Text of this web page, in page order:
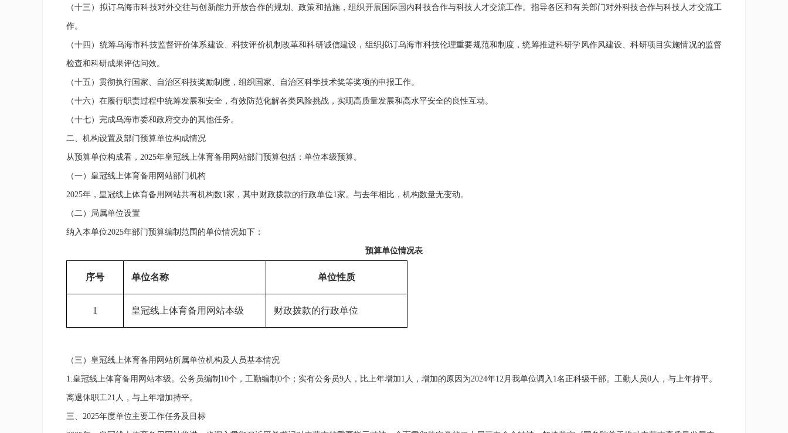
（十三）拟订乌海市科技对外交往与创新能力开放合作的规划、政策和措施，组织开展国际国内科技合作与科技人才交流工作。指导各区和有关部门对外科技合作与科技人才交流工
作。
（十四）统筹乌海市科技监督评价体系建设、科技评价机制改革和科研诚信建设，组织拟订乌海市科技伦理重要规范和制度，统筹推进科研学风作风建设、科研项目实施情况的监督
检查和科研成果评估问效。
（十五）贯彻执行国家、自治区科技奖励制度，组织国家、自治区科学技术奖等奖项的申报工作。
（十六）在履行职责过程中统筹发展和安全，有效防范化解各类风险挑战，实现高质量发展和高水平安全的良性互动。
（十七）完成乌海市委和政府交办的其他任务。
二、机构设置及部门预算单位构成情况
从预算单位构成看，2025年皇冠线上体育备用网站部门预算包括： 单位本级预算。
（一） 皇冠线上体育备用网站部门机构
2025年，皇冠线上体育备用网站共有机构数1家，其中财政拨款的行政单位1家。与去年相比， 机构数量无变动。
（二）局属单位设置
纳入本单位2025年部门预算编制范围的单位情况如下：
预算单位情况表
序号 单位名称 单位性质
1 皇冠线上体育备用网站本级 财政拨款的行政单位
（三）皇冠线上体育备用网站所属单位机构及人员基本情况
1.皇冠线上体育备用网站本级。公务员编制 10个 ， 工勤编制 0个； 实有公务员9人，比上年增加1 人， 增加的原因为2024年12月我单位调入1名正科级干部。 工勤人员0人， 与上年持平。
离退休职工21 人， 与上年增加持平。
三、2025年度单位主要工作任务及目标